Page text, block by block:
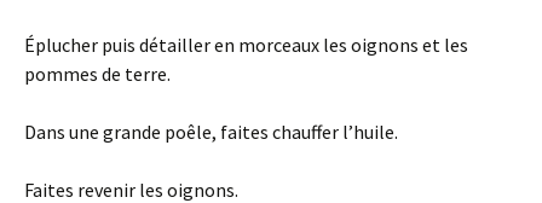
Éplucher puis détailler en morceaux les oignons et les
pommes de terre.
Dans une grande poêle, faites chauffer l’huile.
Faites revenir les oignons.